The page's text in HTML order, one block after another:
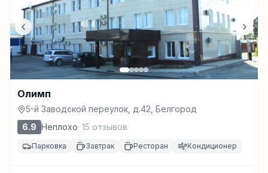
Олимп
5-й Заводской переулок, д.42, Белгород
6.9 Неплохо· 15 отзывов
Парковка Завтрак Ресторан Кондиционер